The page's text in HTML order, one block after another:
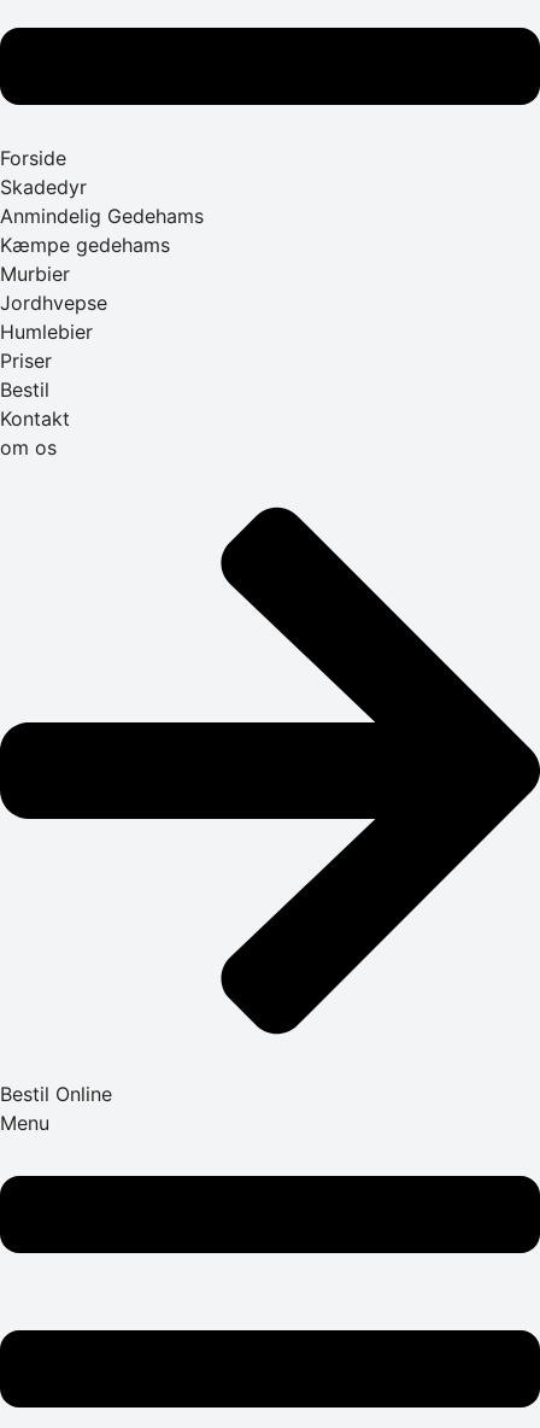
Forside
Skadedyr
Anmindelig Gedehams
Kæmpe gedehams
Murbier
Jordhvepse
Humlebier
Priser
Bestil
Kontakt
om os
Bestil Online
Menu